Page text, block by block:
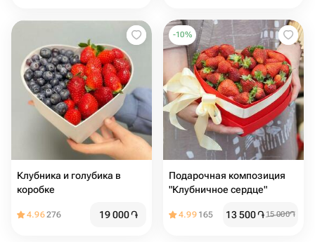
Клубника и голубика в
коробке
4.96276 19 000֏
-10%
Подарочная композиция
"Клубничное сердце"
4.99 165 13 500֏15 000֏